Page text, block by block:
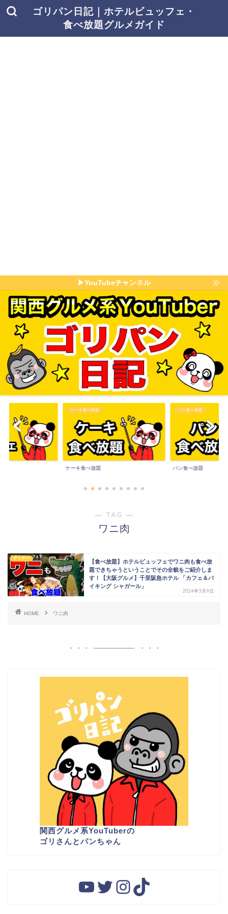
ゴリパン日記｜ホテルビュッフェ・
食べ放題グルメガイド
▶YouTubeチャンネル
ケーキ食べ放題
ケーキ食べ放題
パン食べ放題
パン食べ放題
― TAG ―
ワニ肉
ディナー
【食べ放題】ホテルビュッフェでワニ肉も食べ放
題できちゃうということでその全貌をご紹介しま
す！【大阪グルメ】千里阪急ホテル 「カフェ＆バ
イキング シャガール」
2024年3月9日
HOME ワニ肉
関西グルメ系YouTuberの
ゴリさんとパンちゃん